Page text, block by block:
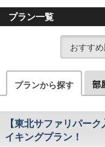
プラン一覧
おすす
プランから探す 部
【東北サファリパー
イキングプラン！